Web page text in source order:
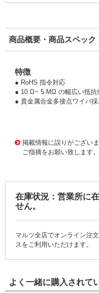
商品概要・商品スペック
特徴
● RoHS 指令対応
● 10 Ω~ 5 MΩ の幅広い抵抗
● 貴金属合金多接点ワイパ採
掲載情報に誤りがござい
ご指摘をお願い致します。
在庫状況：営業所に
せん。
マルツ全店でオンライン注
スをご利用いただけます。
よく一緒に購入されて